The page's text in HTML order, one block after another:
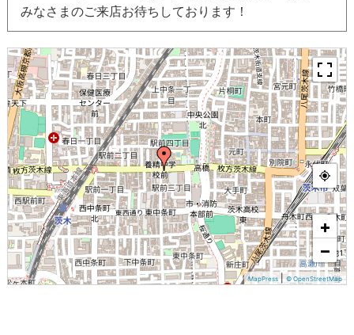
みなさまのご来店お待ちしております！
+
−
MapPress|© OpenStreetMap